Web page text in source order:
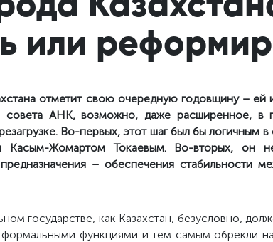
или
отметит свою очередную годовщину – ей
совета АНК, возможно, даже расширенное, в
Во-первых, этот шаг был бы логичным в
Касым-Жомартом Токаевым. Во-вторых, он
– обеспечения стабильности
государстве, как Казахстан, безусловно,
функциями и тем самым обрекли